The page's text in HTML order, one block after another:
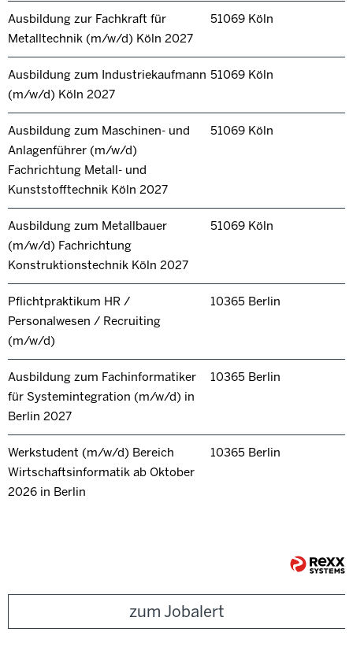
Ausbildung zur Fachkraft für
Metalltechnik (m/w/d) Köln 2027
51069 Köln
Ausbildung zum Industriekaufmann
(m/w/d) Köln 2027
51069 Köln
Ausbildung zum Maschinen- und
Anlagenführer (m/w/d)
Fachrichtung Metall- und
Kunststofftechnik Köln 2027
51069 Köln
Ausbildung zum Metallbauer
(m/w/d) Fachrichtung
Konstruktionstechnik Köln 2027
51069 Köln
Pflichtpraktikum HR /
Personalwesen / Recruiting
(m/w/d)
10365 Berlin
Ausbildung zum Fachinformatiker
für Systemintegration (m/w/d) in
Berlin 2027
10365 Berlin
Werkstudent (m/w/d) Bereich
Wirtschaftsinformatik ab Oktober
2026 in Berlin
10365 Berlin
zum Jobalert